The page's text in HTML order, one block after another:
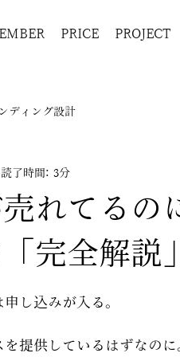
PRICE PROJECT
ディング設計
れてるの
完全解説」
読了時間: 3分
し込みが入る。
提供しているはずなのに